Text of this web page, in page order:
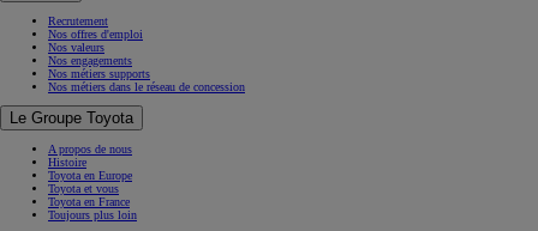
Recrutement
Nos offres d'emploi
Nos valeurs
Nos engagements
Nos métiers supports
Nos métiers dans le réseau de concession
Le Groupe Toyota
A propos de nous
Histoire
Toyota en Europe
Toyota et vous
Toyota en France
Toujours plus loin